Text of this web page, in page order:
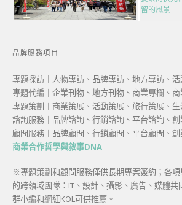
留的風景
品牌服務項目
專題採訪｜人物專訪、品牌專訪、地方專訪、
專題代編｜企業刊物、地方刊物、商業專欄、
專題策劃｜商業策展、活動策展、旅行策展、
諮詢服務｜品牌諮詢、行銷諮詢、平台諮詢、
顧問服務｜品牌顧問、行銷顧問、平台顧問、創
商業合作哲學與敘事DNA
※專題策劃和顧問服務僅供長期專案簽約；各
的跨領域團隊：IT、設計、攝影、廣告、媒體
群小編和網紅KOL可供推薦。